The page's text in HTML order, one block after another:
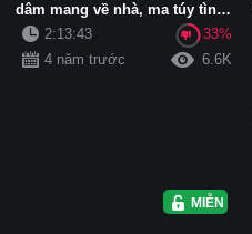
dâm mang về nhà, ma túy tình
dục và một ông chủ quấy rối...
2:13:43
33%
4 năm trước
6.6K
MIỄN PHÍ